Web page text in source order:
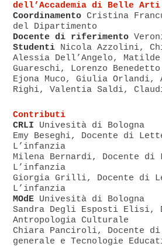
dell’Accademia di Belle
Coordinamento Cristina
del Dipartimento
Docente di riferimento
Studenti Nicola Azzolini,
Alessia Dell’Angelo,
Guareschi, Lorenzo
Ejona Muco, Giulia Orlandi,
Righi, Valentia Saldi,
Contributi
CRLI Univesità di Bologna
Emy Beseghi, Docente di
L’infanzia
Milena Bernardi, Docente di
L’infanzia
Giorgia Grilli, Docente di
L’infanzia
MOdE Univesità di Bologna
Sandra Degli Esposti Elisi,
Antropologia Culturale
Chiara Panciroli, Docente
generale e Tecnologie